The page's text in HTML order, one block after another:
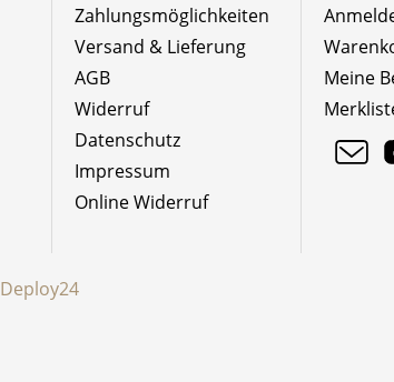
Zahlungsmöglichkeiten
Versand & Lieferung
AGB
Widerruf
Datenschutz
Impressum
Online Widerruf
Meine
Deploy24